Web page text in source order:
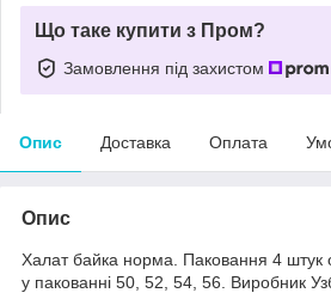
Що таке купити з Пром?
Замовлення під захистом
Опис Доставка Оплата
Опис
Халат байка норма. Паковання 4 штук
у пакованні 50, 52, 54, 56. Виробник